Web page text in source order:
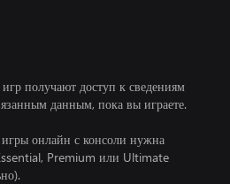
получают доступ к сведениям
данным, пока вы играете.
онлайн с консоли нужна
Premium или Ultimate